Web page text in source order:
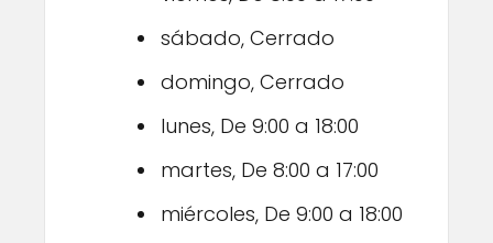
sábado, Cerrado
domingo, Cerrado
lunes, De 9:00 a 18:00
martes, De 8:00 a 17:00
miércoles, De 9:00 a 18:00